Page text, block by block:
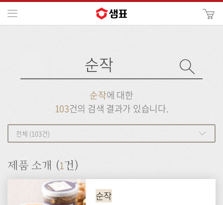
색
트
순작에 대한
103건의 검색 결과가 있습니다.
전체 (103건)
제품 소개 (1건)
순작